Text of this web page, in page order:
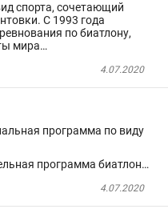
спорта, сочетающий
C 1993 года
по биатлону,
мира…
4.07.2020
программа по виду
программа биатлон…
4.07.2020